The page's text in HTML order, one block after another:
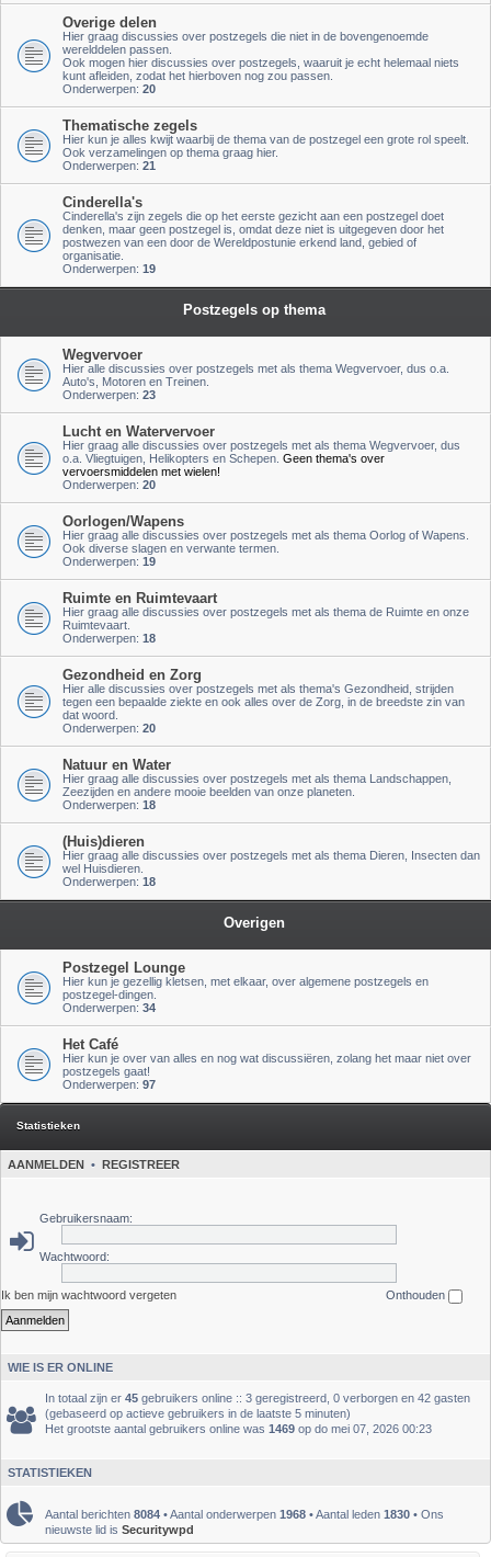
Overige delen
Hier graag discussies over postzegels die niet in de bovengenoemde
werelddelen passen.
Ook mogen hier discussies over postzegels, waaruit je echt helemaal niets
kunt afleiden, zodat het hierboven nog zou passen.
Onderwerpen: 20
Thematische zegels
Hier kun je alles kwijt waarbij de thema van de postzegel een grote rol speelt.
Ook verzamelingen op thema graag hier.
Onderwerpen: 21
Cinderella's
Cinderella's zijn zegels die op het eerste gezicht aan een postzegel doet
denken, maar geen postzegel is, omdat deze niet is uitgegeven door het
postwezen van een door de Wereldpostunie erkend land, gebied of
organisatie.
Onderwerpen: 19
Postzegels op thema
Wegvervoer
Hier alle discussies over postzegels met als thema Wegvervoer, dus o.a.
Auto's, Motoren en Treinen.
Onderwerpen: 23
Lucht en Watervervoer
Hier graag alle discussies over postzegels met als thema Wegvervoer, dus
o.a. Vliegtuigen, Helikopters en Schepen. Geen thema's over
vervoersmiddelen met wielen!
Onderwerpen: 20
Oorlogen/Wapens
Hier graag alle discussies over postzegels met als thema Oorlog of Wapens.
Ook diverse slagen en verwante termen.
Onderwerpen: 19
Ruimte en Ruimtevaart
Hier graag alle discussies over postzegels met als thema de Ruimte en onze
Ruimtevaart.
Onderwerpen: 18
Gezondheid en Zorg
Hier alle discussies over postzegels met als thema's Gezondheid, strijden
tegen een bepaalde ziekte en ook alles over de Zorg, in de breedste zin van
dat woord.
Onderwerpen: 20
Natuur en Water
Hier graag alle discussies over postzegels met als thema Landschappen,
Zeezijden en andere mooie beelden van onze planeten.
Onderwerpen: 18
(Huis)dieren
Hier graag alle discussies over postzegels met als thema Dieren, Insecten dan
wel Huisdieren.
Onderwerpen: 18
Overigen
Postzegel Lounge
Hier kun je gezellig kletsen, met elkaar, over algemene postzegels en
postzegel-dingen.
Onderwerpen: 34
Het Café
Hier kun je over van alles en nog wat discussiëren, zolang het maar niet over
postzegels gaat!
Onderwerpen: 97
Statistieken
AANMELDEN • REGISTREER
Gebruikersnaam:
Wachtwoord:
Ik ben mijn wachtwoord vergeten Onthouden
WIE IS ER ONLINE
In totaal zijn er 45 gebruikers online :: 3 geregistreerd, 0 verborgen en 42 gasten
(gebaseerd op actieve gebruikers in de laatste 5 minuten)
Het grootste aantal gebruikers online was 1469 op do mei 07, 2026 00:23
STATISTIEKEN
Aantal berichten 8084 • Aantal onderwerpen 1968 • Aantal leden 1830 • Ons
nieuwste lid is Securitywpd